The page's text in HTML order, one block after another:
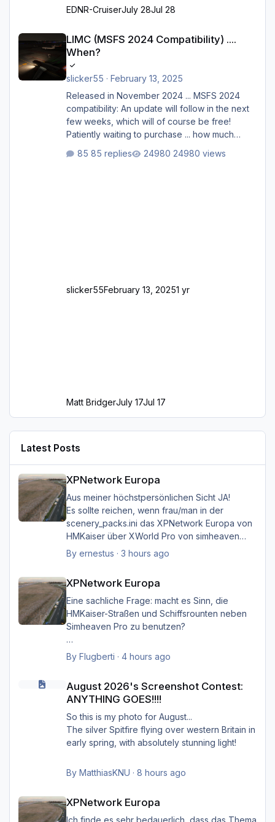
EDNR-CruiserJuly 28Jul 28
LIMC (MSFS 2024 Compatibility) ....
When?
slicker55 · February 13, 2025
Released in November 2024 ... MSFS 2024
compatibility: An update will follow in the next
few weeks, which will of course be free!
Patiently waiting to purchase ... how much
85 replies 24980 views
slicker55February 13, 20251 yr
Matt BridgerJuly 17Jul 17
Latest Posts
XPNetwork Europa
Aus meiner höchstpersönlichen Sicht JA!
Es sollte reichen, wenn frau/man in der
scenery_packs.ini das XPNetwork Europa von
HMKaiser über XWorld Pro von simheaven
angeordnet hat. Es ist aufgrund der im
XPNetwork gesetzten Exclusions nicht einmal
Aerials, ships, roads - nicht zu
installieren/aktivieren.
Frau/man hat dann überall (in Europa) wo
XPNetwork Europa aktiv ist die Roads,
Schiffsrouten und Aerials von XPNetwork
anstelle jener von Simheaven.
Ernst
By ernestus · 3 hours ago
XPNetwork Europa
Eine sachliche Frage: macht es Sinn, die
HMKaiser-Straßen und Schiffsrounten neben
Simheaven Pro zu benutzen?
Wenn ja, wie? Einfach die Simheaven-Layer
"12-net2-ships" und "13-net3-roads"
"HMK__*"-Ordner benutzen?
Das macht aber dann nur für Deutschland
Sinn?
By Flugberti · 4 hours ago
August 2026's Screenshot Contest:
ANYTHING GOES!!!!
So this is my photo for August...
The silver Spitfire flying over western Britain in
early spring, with absolutely stunning light!
By MatthiasKNU · 8 hours ago
XPNetwork Europa
Ich finde es sehr bedauerlich, dass das Thema